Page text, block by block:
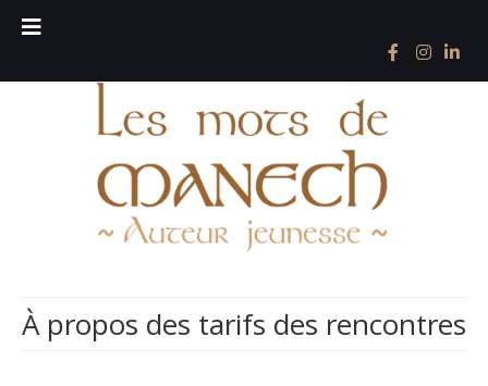
À propos des tarifs des rencontres